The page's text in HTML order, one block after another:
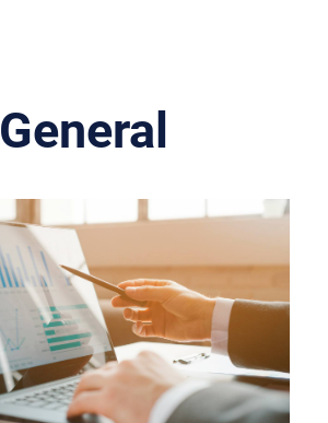
General